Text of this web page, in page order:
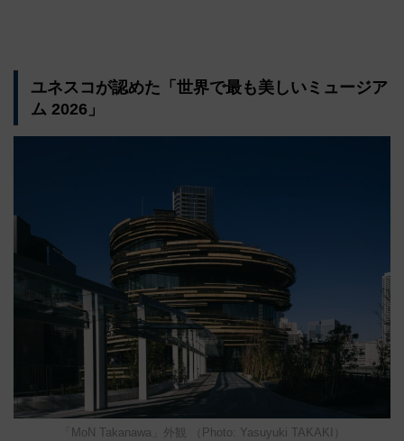
ユネスコが認めた「世界で最も美しいミュージア
ム 2026」
「MoN Takanawa」外観 （Photo: Yasuyuki TAKAKI）